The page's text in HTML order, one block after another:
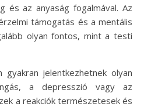
és az anyaság fogalmával. Az
támogatás és a mentális
olyan fontos, mint a testi
jelentkezhetnek olyan
a depresszió vagy az
a reakciók természetesek és